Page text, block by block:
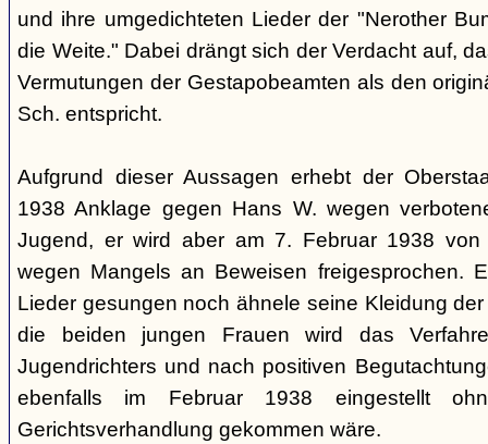
und ihre umgedichteten Lieder der "Nerother
die Weite." Dabei drängt sich der Verdacht auf,
Vermutungen der Gestapobeamten als den
Sch. entspricht.
Aufgrund dieser Aussagen erhebt der
1938 Anklage gegen Hans W. wegen
Jugend, er wird aber am 7. Februar 1938 von
wegen Mangels an Beweisen freigesprochen.
Lieder gesungen noch ähnele seine Kleidung
die beiden jungen Frauen wird das
Jugendrichters und nach positiven
ebenfalls im Februar 1938 eingestellt
Gerichtsverhandlung gekommen wäre.